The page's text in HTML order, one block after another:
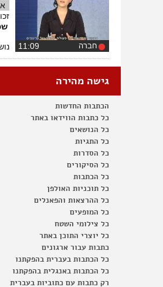
חברה
גישה מהירה
הכתבות החדשות
כל כתבות הווידאו באתר
כל הנושאים
כל התגיות
כל הסדרות
כל הסיקורים
כל הכתבות
כל תוכניות האולפן
כל ההרצאות והפאנלים
כל המופעים
כל צילומי השטח
כל יוצרי התוכן באתר
כתבות עבור ארגונים
כל הכתבות בעברית בהפקתנו
כל הכתבות באנגלית בהפקתנו
רק כתבות עם כתוביות בעברית